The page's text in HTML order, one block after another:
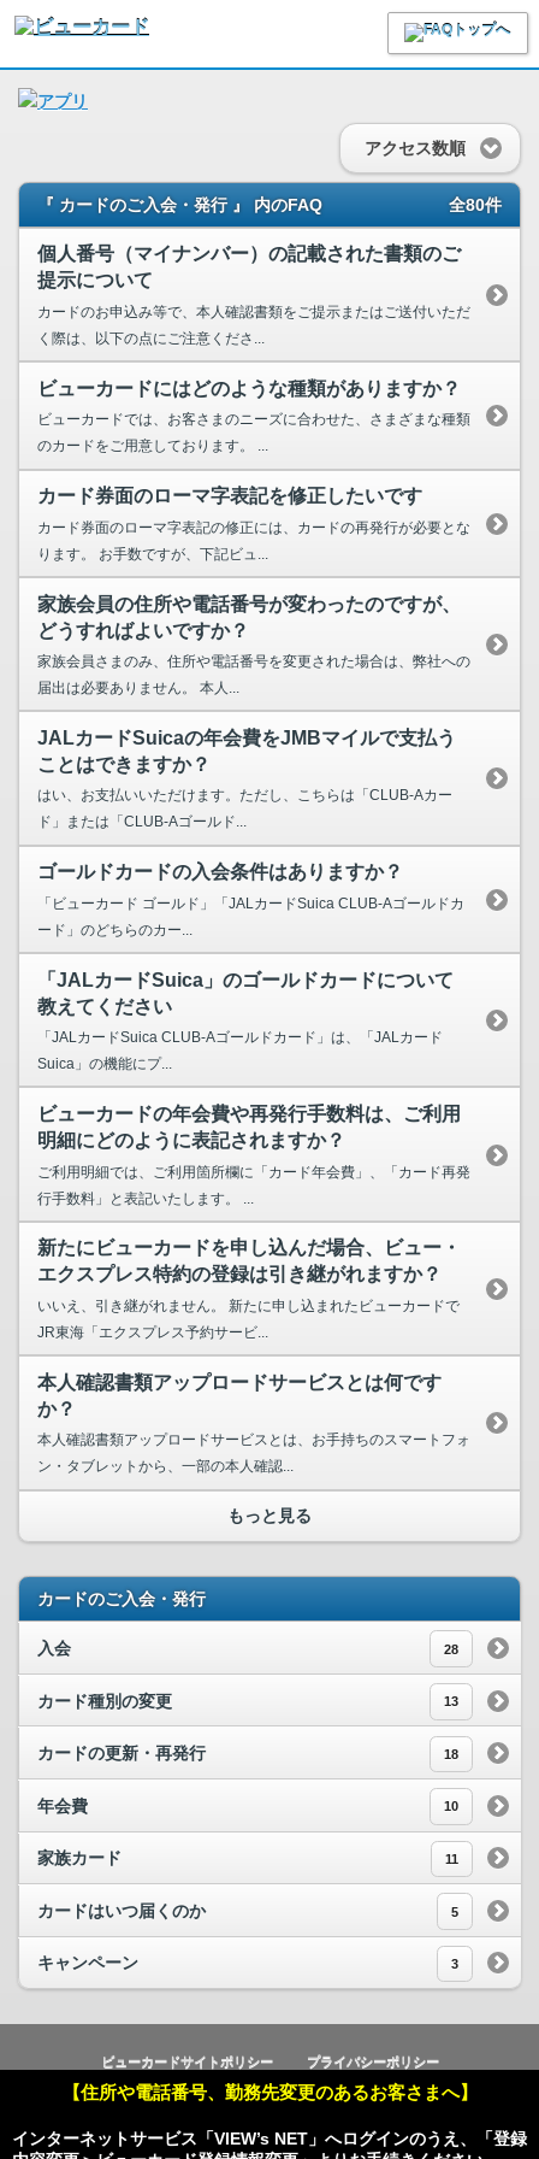
【住所や電話番号、勤務先変更のあるお客さまへ】
インターネットサービス「VIEW’s NET」へログインのうえ、「登録
アクセス数順
『 カードのご入会・発行 』 内のFAQ 全80件
個人番号（マイナンバー）の記載された書類のご
提示について
カードのお申込み等で、本人確認書類をご提示またはご送付いただ
く際は、以下の点にご注意くださ...
ビューカードにはどのような種類がありますか？
ビューカードでは、お客さまのニーズに合わせた、さまざまな種類
のカードをご用意しております。 ...
カード券面のローマ字表記を修正したいです
カード券面のローマ字表記の修正には、カードの再発行が必要とな
ります。 お手数ですが、下記ビュ...
家族会員の住所や電話番号が変わったのですが、
どうすればよいですか？
家族会員さまのみ、住所や電話番号を変更された場合は、弊社への
届出は必要ありません。 本人...
JALカードSuicaの年会費をJMBマイルで支払う
ことはできますか？
はい、お支払いいただけます。ただし、こちらは「CLUB-Aカー
ド」または「CLUB-Aゴールド...
ゴールドカードの入会条件はありますか？
「ビューカード ゴールド」「JALカードSuica CLUB-Aゴールドカ
ード」のどちらのカー...
「JALカードSuica」のゴールドカードについて
教えてください
「JALカードSuica CLUB-Aゴールドカード」は、「JALカード
Suica」の機能にプ...
ビューカードの年会費や再発行手数料は、ご利用
明細にどのように表記されますか？
ご利用明細では、ご利用箇所欄に「カード年会費」、「カード再発
行手数料」と表記いたします。 ...
新たにビューカードを申し込んだ場合、ビュー・
エクスプレス特約の登録は引き継がれますか？
いいえ、引き継がれません。 新たに申し込まれたビューカードで
JR東海「エクスプレス予約サービ...
本人確認書類アップロードサービスとは何です
か？
本人確認書類アップロードサービスとは、お手持ちのスマートフォ
ン・タブレットから、一部の本人確認...
もっと見る
カードのご入会・発行
入会 28
カード種別の変更 13
カードの更新・再発行 18
年会費 10
家族カード 11
カードはいつ届くのか 5
キャンペーン 3
ビューカードサイトポリシー プライバシーポリシー